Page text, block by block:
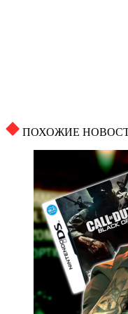
ПОХОЖИЕ